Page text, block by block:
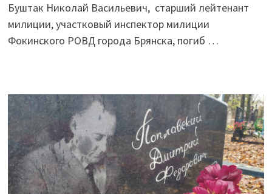
Буштак Николай Васильевич, старший лейтенант
милиции, участковый инспектор милиции
Фокинского РОВД города Брянска, погиб …